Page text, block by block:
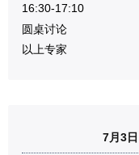
16:30-17:10
圆桌讨论
以上专家
7月3